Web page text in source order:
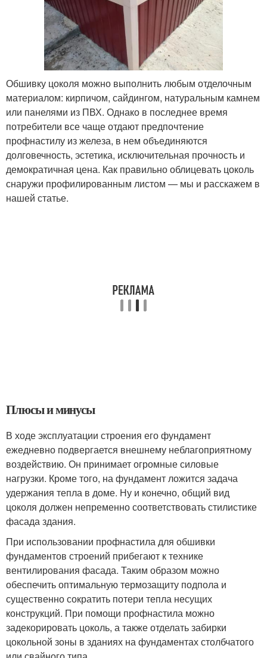
Обшивку цоколя можно выполнить любым отделочным
материалом: кирпичом, сайдингом, натуральным камнем
или панелями из ПВХ. Однако в последнее время
потребители все чаще отдают предпочтение
профнастилу из железа, в нем объединяются
долговечность, эстетика, исключительная прочность и
демократичная цена. Как правильно облицевать цоколь
снаружи профилированным листом — мы и расскажем в
нашей статье.
Плюсы и минусы
В ходе эксплуатации строения его фундамент
ежедневно подвергается внешнему неблагоприятному
воздействию. Он принимает огромные силовые
нагрузки. Кроме того, на фундамент ложится задача
удержания тепла в доме. Ну и конечно, общий вид
цоколя должен непременно соответствовать стилистике
фасада здания.
При использовании профнастила для обшивки
фундаментов строений прибегают к технике
вентилирования фасада. Таким образом можно
обеспечить оптимальную термозащиту подпола и
существенно сократить потери тепла несущих
конструкций. При помощи профнастила можно
задекорировать цоколь, а также отделать забирки
цокольной зоны в зданиях на фундаментах столбчатого